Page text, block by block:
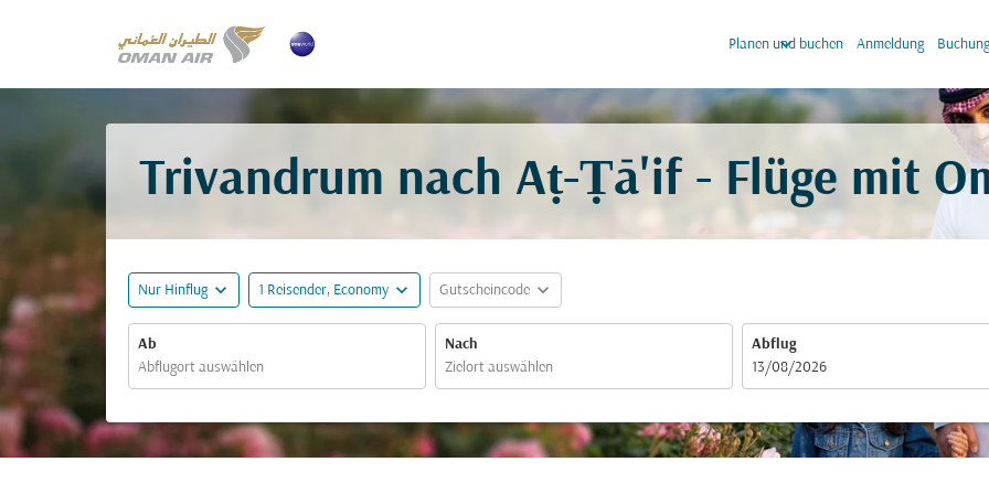
Planen und buchen
keyboard_arrow_down Anmeldung
Trivandrum nach Aṭ-Ṭā'if - Flüge mit
Nur Hinflug expand_more 1 Reisender, Economy expand_more Gutscheincode expand_more
Ab Nach
Abflug
fc-booking-departure-date-aria-label
13/08/2026